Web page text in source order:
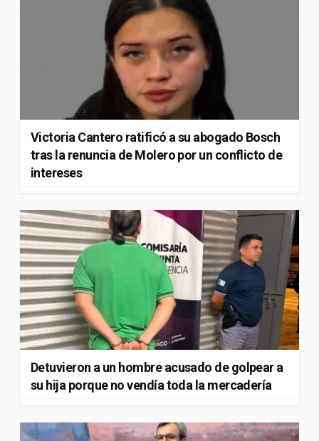
Victoria Cantero ratificó a su abogado Bosch
tras la renuncia de Molero por un conflicto de
intereses
Detuvieron a un hombre acusado de golpear a
su hija porque no vendía toda la mercadería